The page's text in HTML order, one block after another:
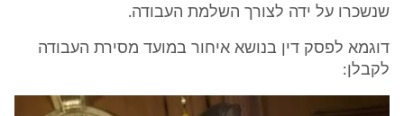
שנשכרו על ידה לצורך השלמת העבודה.
דוגמא לפסק דין בנושא איחור במועד מסירת העבודה
לקבלן: